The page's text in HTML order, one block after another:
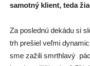
samotný klient, teda
Za poslednú dekádu si
trh prešiel veľmi
sme zažili smrthlavý